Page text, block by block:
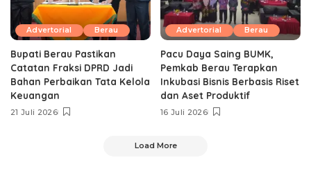
Advertorial Berau
Bupati Berau Pastikan
Catatan Fraksi DPRD Jadi
Bahan Perbaikan Tata Kelola
Keuangan
21 Juli 2026
Advertorial Berau
Pacu Daya Saing BUMK,
Pemkab Berau Terapkan
Inkubasi Bisnis Berbasis Riset
dan Aset Produktif ‎
16 Juli 2026
Load More